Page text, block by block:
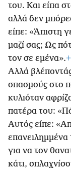
του. Και είπα
αλλά δεν
είπε: «Άπιστη
μαζί σας; Ως
τον σε εμένα».+
Αλλά
σπασμούς στο
κυλιόταν
πατέρα του:
Αυτός είπε:
επανειλημμένα
για να τον
κάτι,